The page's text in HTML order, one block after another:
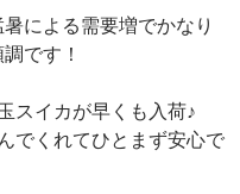
による需要増でかなり
です！
スイカが早くも入荷♪
でくれてひとまず安心で